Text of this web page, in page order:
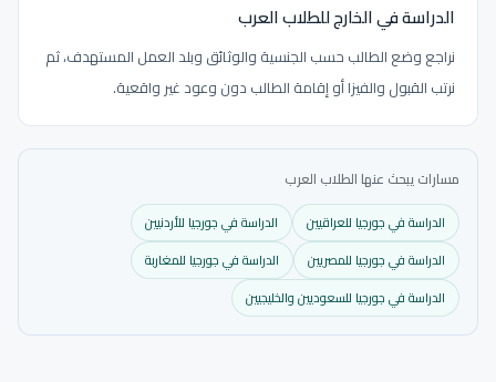
الدراسة في الخارج للطلاب العرب
نراجع وضع الطالب حسب الجنسية والوثائق وبلد العمل المستهدف، ثم
نرتب القبول والفيزا أو إقامة الطالب دون وعود غير واقعية.
مسارات يبحث عنها الطلاب العرب
الدراسة في جورجيا للعراقيين
الدراسة في جورجيا للأردنيين
الدراسة في جورجيا للمصريين
الدراسة في جورجيا للمغاربة
الدراسة في جورجيا للسعوديين والخليجيين